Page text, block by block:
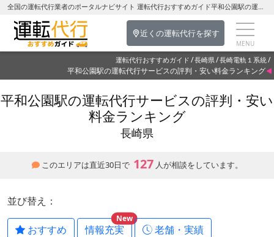
全国の運転代行業者のポータルナビサイト 運転代行おすすめガイド平和公園駅の運転代行を探す-長崎県の運転代行
近くの運転代行を探す
運転代行おすすめガイド 長崎県 長崎電軌１系統
平和公園駅の運転代行サービスの評判・安い料金ランキング
平和公園駅の運転代行サービスの評判・安い
料金ランキング
長崎県
このエリアは直近30日で 127 人が相談をしています。
並び替え：
おすすめ 情報充実
New
老舗・実績